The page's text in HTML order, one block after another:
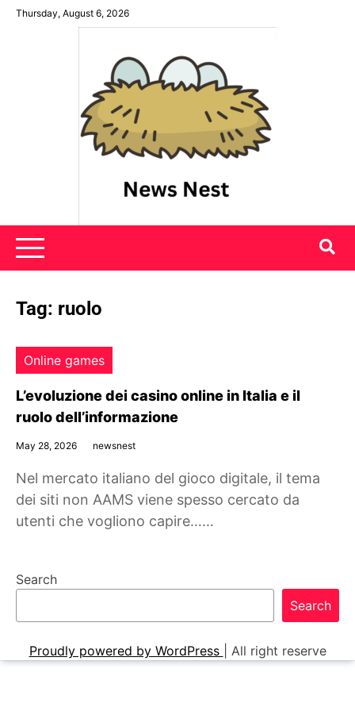
SkipThursday, August 6, 2026
News Nest
Tag: ruolo
Online games
L’evoluzione dei casino online in Italia e il
ruolo dell’informazione
May 28, 2026 newsnest
Nel mercato italiano del gioco digitale, il tema
dei siti non AAMS viene spesso cercato da
utenti che vogliono capire……
Search
Search
Proudly powered by WordPress All right reserve